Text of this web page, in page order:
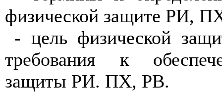
физической защите РИ,
- цель физической
требования к
защиты РИ. ПХ, РВ.